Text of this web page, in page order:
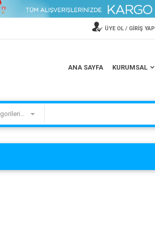
ÜYE OL / GİRİŞ YAP
ANA SAYFA KURUMSAL
Kategorilerimiz